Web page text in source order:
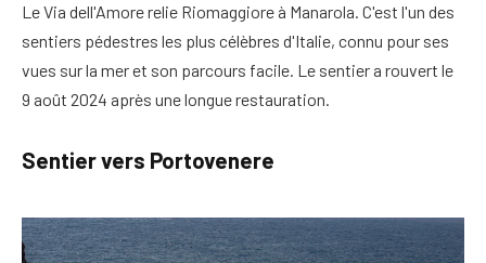
LeVia dell'Amorerelie Riomaggiore à Manarola. C'est l'un des
sentiers pédestres les plus célèbres d'Italie, connu pour ses
vues sur la mer et son parcours facile. Le sentier a rouvert le
9 août 2024 après une longue restauration.
Sentier vers Portovenere